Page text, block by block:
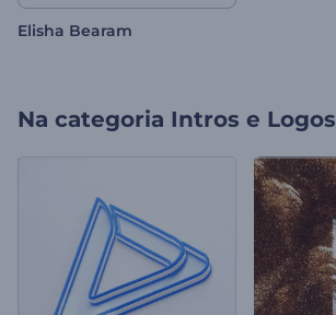
Elisha Bearam
Na categoria Intros e Logos